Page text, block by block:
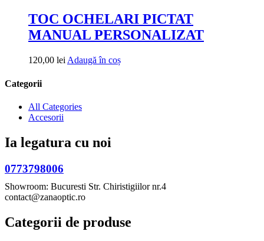
TOC OCHELARI PICTAT
MANUAL PERSONALIZAT
120,00 lei Adaugă în coș
Categorii
All Categories
Accesorii
Ia legatura cu noi
0773798006
Showroom: Bucuresti Str. Chiristigiilor nr.4
contact@zanaoptic.ro
Categorii de produse